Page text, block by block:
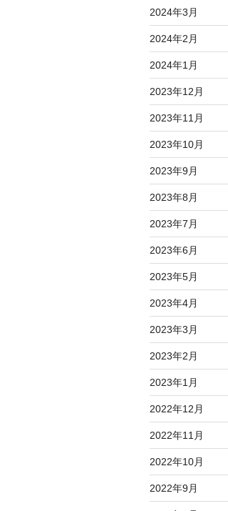
2024年3月
2024年2月
2024年1月
2023年12月
2023年11月
2023年10月
2023年9月
2023年8月
2023年7月
2023年6月
2023年5月
2023年4月
2023年3月
2023年2月
2023年1月
2022年12月
2022年11月
2022年10月
2022年9月